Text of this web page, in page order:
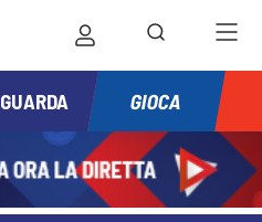
GUARDA GIOCA